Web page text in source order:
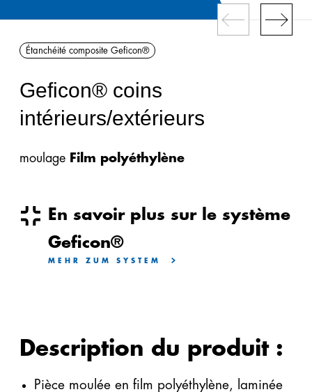
périphériques
Geficell®
Étanchéité
composite
Geficon®
Panneaux
Imperméabilisation
Gefitas®
Highlights
Étanchéité composite Geficon®
Geficon® coins
intérieurs/extérieurs
moulage Film polyéthylène
En savoir plus sur le système
Geficon®
MEHR ZUM SYSTEM
Description du produit :
Pièce moulée en film polyéthylène, laminée
Contact général